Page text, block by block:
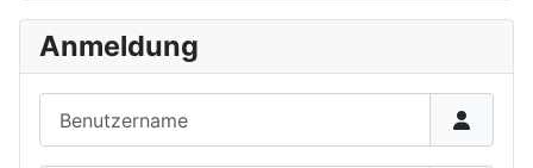
Anmeldung